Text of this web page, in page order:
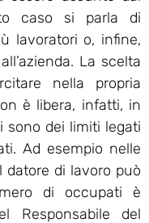
caso si parla di
lavoratori o, infine,
La scelta
nella propria
è libera, infatti, in
sono dei limiti legati
Ad esempio nelle
di lavoro può
di occupati è
Responsabile del